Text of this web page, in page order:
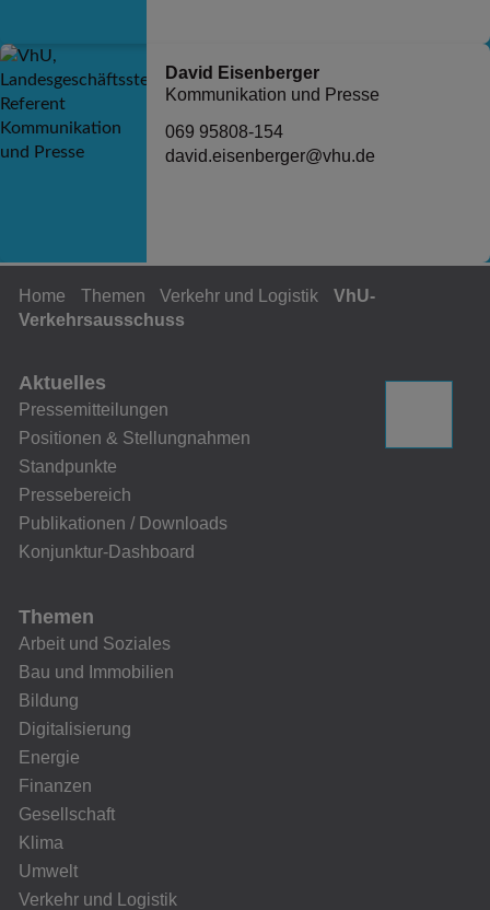
David Eisenberger
Kommunikation und Presse
069 95808-154
david.eisenberger@vhu.de
Home Themen Verkehr und Logistik
VhU-
Verkehrsausschuss
Aktuelles
Pressemitteilungen
Positionen & Stellungnahmen
Standpunkte
Pressebereich
Publikationen / Downloads
Konjunktur-Dashboard
Themen
Arbeit und Soziales
Bau und Immobilien
Bildung
Digitalisierung
Energie
Finanzen
Gesellschaft
Klima
Umwelt
Verkehr und Logistik